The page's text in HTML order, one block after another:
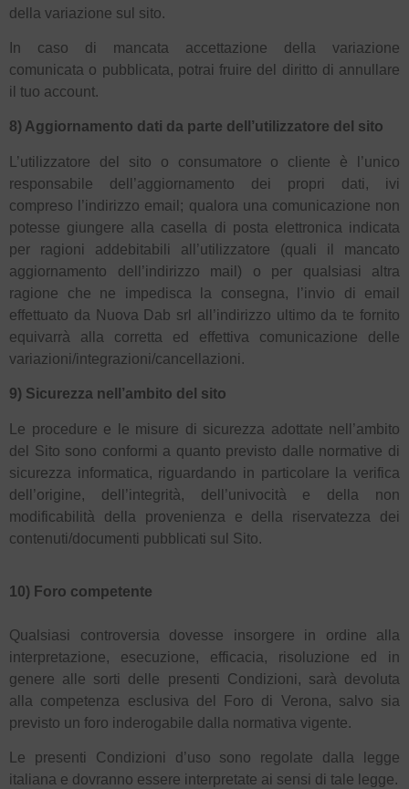
della variazione sul sito.
In caso di mancata accettazione della variazione
comunicata o pubblicata, potrai fruire del diritto di annullare
il tuo account.
8) Aggiornamento dati da parte dell’utilizzatore del sito
L’utilizzatore del sito o consumatore o cliente è l’unico
responsabile dell’aggiornamento dei propri dati, ivi
compreso l’indirizzo email; qualora una comunicazione non
potesse giungere alla casella di posta elettronica indicata
per ragioni addebitabili all’utilizzatore (quali il mancato
aggiornamento dell’indirizzo mail) o per qualsiasi altra
ragione che ne impedisca la consegna, l’invio di email
effettuato da Nuova Dab srl all’indirizzo ultimo da te fornito
equivarrà alla corretta ed effettiva comunicazione delle
variazioni/integrazioni/cancellazioni.
9) Sicurezza nell’ambito del sito
Le procedure e le misure di sicurezza adottate nell’ambito
del Sito sono conformi a quanto previsto dalle normative di
sicurezza informatica, riguardando in particolare la verifica
dell’origine, dell’integrità, dell’univocità e della non
modificabilità della provenienza e della riservatezza dei
contenuti/documenti pubblicati sul Sito.
10) Foro competente
Qualsiasi controversia dovesse insorgere in ordine alla
interpretazione, esecuzione, efficacia, risoluzione ed in
genere alle sorti delle presenti Condizioni, sarà devoluta
alla competenza esclusiva del Foro di Verona, salvo sia
previsto un foro inderogabile dalla normativa vigente.
Le presenti Condizioni d’uso sono regolate dalla legge
italiana e dovranno essere interpretate ai sensi di tale legge.